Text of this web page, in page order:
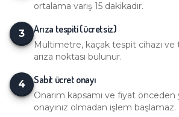
ortalama varış 15 dakikadır.
3 Arıza tespiti (ücretsiz)
Multimetre, kaçak tespit cihazı ve
arıza noktası bulunur.
4 Sabit ücret onayı
Onarım kapsamı ve fiyat önceden
onayınız olmadan işlem başlamaz.